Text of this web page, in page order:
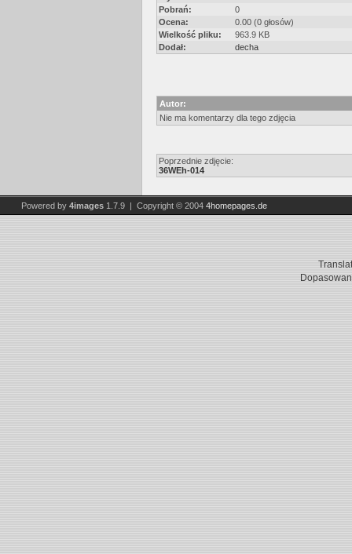
Pobrań:
0
Ocena:
0.00 (0 głosów)
Wielkość pliku:
963.9 KB
Dodał:
decha
Autor:
Nie ma komentarzy dla tego zdjęcia
Poprzednie zdjęcie:
36WEh-014
Powered by 4images 1.7.9 | Copyright © 2004 4homepages.de